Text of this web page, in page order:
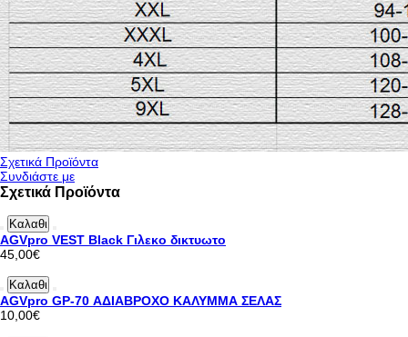
Σχετικά Προϊόντα
Συνδιάστε με
Σχετικά Προϊόντα
Καλαθι
AGVpro VEST Black Γιλεκο δικτυωτο
45,00€
Καλαθι
AGVpro GP-70 ΑΔΙΑΒΡΟΧΟ ΚΑΛΥΜΜΑ ΣΕΛΑΣ
10,00€